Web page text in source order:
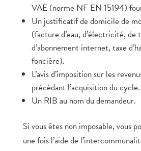
VAE (norme NF EN 15194)
Un justificatif de domicile de
(facture d’eau, d’électricité, de
d’abonnement internet, taxe
foncière).
L’avis d’imposition sur les
précédant l’acquisition du cycle.
Un RIB au nom du demandeur.
Si vous êtes non imposable, vous
une fois l’aide de